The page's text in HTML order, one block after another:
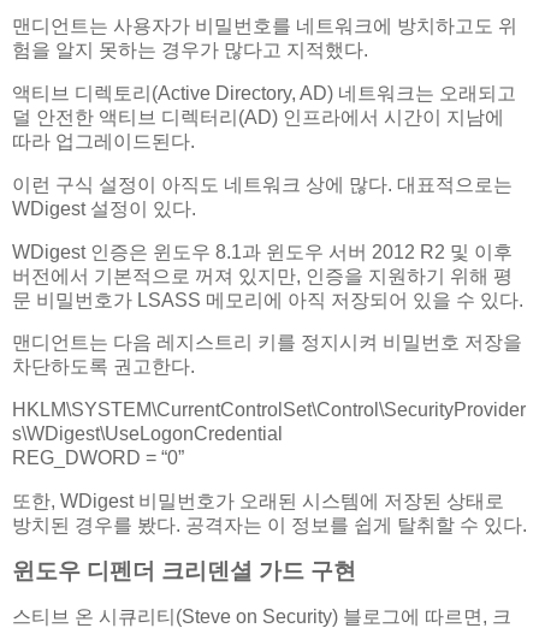
맨디언트는 사용자가 비밀번호를 네트워크에 방치하고도 위
험을 알지 못하는 경우가 많다고 지적했다.
액티브 디렉토리(Active Directory, AD) 네트워크는 오래되고
덜 안전한 액티브 디렉터리(AD) 인프라에서 시간이 지남에
따라 업그레이드된다.
이런 구식 설정이 아직도 네트워크 상에 많다. 대표적으로는
WDigest 설정이 있다.
WDigest 인증은 윈도우 8.1과 윈도우 서버 2012 R2 및 이후
버전에서 기본적으로 꺼져 있지만, 인증을 지원하기 위해 평
문 비밀번호가 LSASS 메모리에 아직 저장되어 있을 수 있다.
맨디언트는 다음 레지스트리 키를 정지시켜 비밀번호 저장을
차단하도록 권고한다.
HKLM\SYSTEM\CurrentControlSet\Control\SecurityProvider
s\WDigest\UseLogonCredential
REG_DWORD = “0”
또한, WDigest 비밀번호가 오래된 시스템에 저장된 상태로
방치된 경우를 봤다. 공격자는 이 정보를 쉽게 탈취할 수 있다.
윈도우 디펜더 크리덴셜 가드 구현
스티브 온 시큐리티(Steve on Security) 블로그에 따르면, 크